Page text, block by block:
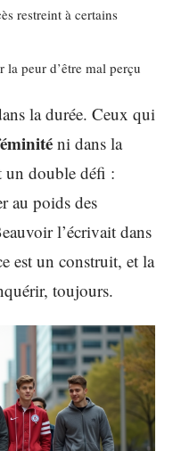
restreint à certains
peur d’être mal perçu
la durée. Ceux qui
ni dans la
un double défi :
au poids des
l’écrivait dans
est un construit, et la
toujours.